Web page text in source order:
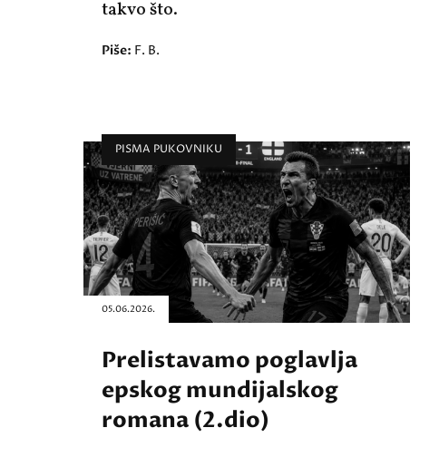
takvo što.
Piše: F. B.
PISMA PUKOVNIKU
05.06.2026.
Prelistavamo poglavlja
epskog mundijalskog
romana (2.dio)